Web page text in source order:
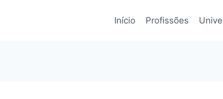
Início Profissões